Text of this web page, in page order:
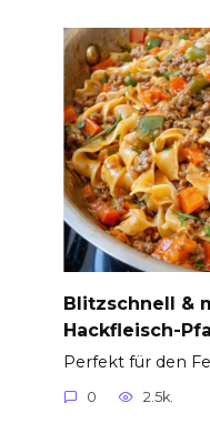
Blitzschnell &
Hackfleisch-
Perfekt für den
0 2.5k.